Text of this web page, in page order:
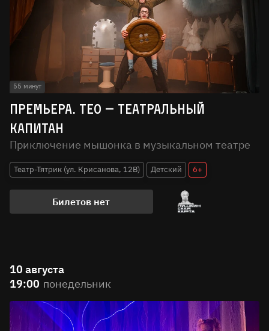
55 минут
Премьера. Тео — театральный
капитан
Приключение мышонка в музыкальном театре
Театр-Тятрик (ул. Крисанова, 12В) Детский 6+
Билетов нет
10 августа
19:00 понедельник